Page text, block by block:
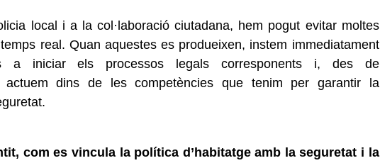
local i a la col·laboració ciutadana, hem pogut evitar moltes
real. Quan aquestes es produeixen, instem immediatament
a iniciar els processos legals corresponents i, des de
actuem dins de les competències que tenim per garantir la
com es vincula la política d’habitatge amb la seguretat i la